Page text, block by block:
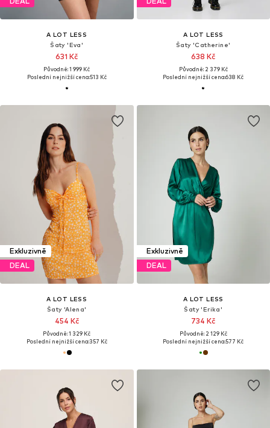
A LOT LESS
Šaty 'Eva'
631 Kč
Původně: 1 999 Kč
Poslední nejnižší cena:513 Kč
A LOT LESS
Šaty 'Catherine'
638 Kč
Původně: 2 379 Kč
Poslední nejnižší cena:638 Kč
Exkluzivně
DEAL
A LOT LESS
Šaty 'Alena'
454 Kč
Původně: 1 329 Kč
Poslední nejnižší cena:357 Kč
Exkluzivně
DEAL
A LOT LESS
Šaty 'Erika'
734 Kč
Původně: 2 129 Kč
Poslední nejnižší cena:577 Kč